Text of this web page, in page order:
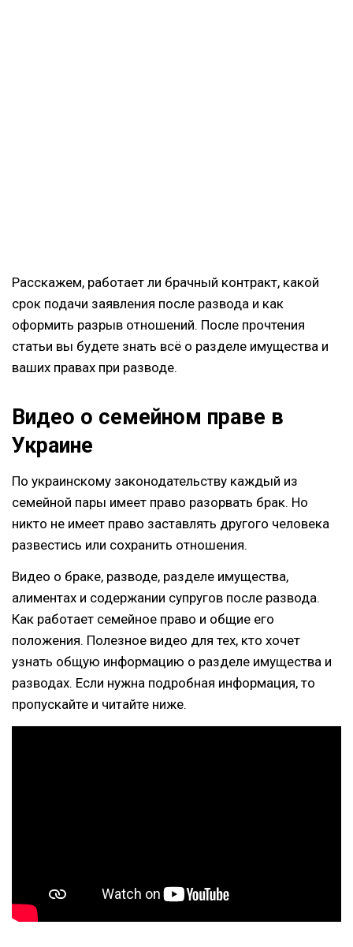
Расскажем, работает ли брачный контракт, какой
срок подачи заявления после развода и как
оформить разрыв отношений. После прочтения
статьи вы будете знать всё о разделе имущества и
ваших правах при разводе.
Видео о семейном праве в
Украине
По украинскому законодательству каждый из
семейной пары имеет право разорвать брак. Но
никто не имеет право заставлять другого человека
развестись или сохранить отношения.
Видео о браке, разводе, разделе имущества,
алиментах и содержании супругов после развода.
Как работает семейное право и общие его
положения. Полезное видео для тех, кто хочет
узнать общую информацию о разделе имущества и
разводах. Если нужна подробная информация, то
пропускайте и читайте ниже.